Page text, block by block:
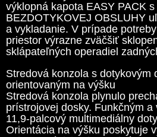
výklopná kapota EASY PACK
BEZDOTYKOVEJ OBSLUHY
a vykladanie. V prípade
priestor výrazne zväčšiť
sklápateľných operadiel
Stredová konzola s dotykovým
orientovaným na výšku
Stredová konzola plynulo
prístrojovej dosky. Funkčným
11,9-palcový multimediálny
Orientácia na výšku poskytuje